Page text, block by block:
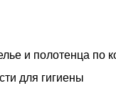
и полотенца по
для гигиены